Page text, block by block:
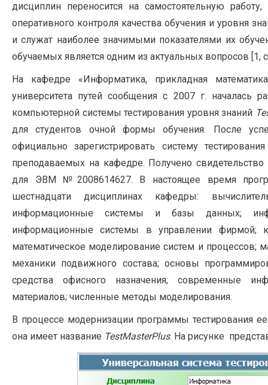
дисциплин переносится на самостоятельную
оперативного контроля качества обучения и уровня
и служат наиболее значимыми показателями их
обучаемых является одним из актуальных вопросов [1,
На кафедре «Информатика, прикладная
университета путей сообщения с 2007 г. началась
компьютерной системы тестирования уровня знаний T
для студентов очной формы обучения. После
официально зарегистрировать систему
преподаваемых на кафедре. Получено
для ЭВМ №2008614627. В настоящее время
шестнадцати дисциплинах кафедры:
информационные системы и базы данных;
информационные системы в управлении фирмой;
математическое моделирование систем и процессов;
механики подвижного состава; основы
средства офисного назначения; современные
материалов; численные методы моделирования.
В процессе модернизации программы тестирования
она имеет название TestMasterPlus. На рисунке